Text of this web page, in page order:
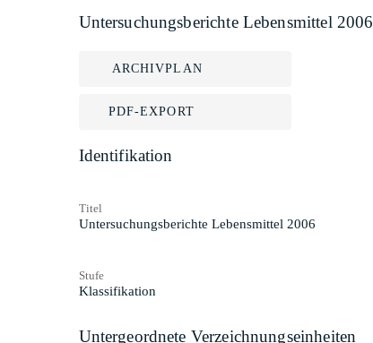
Untersuchungsberichte Lebensmittel 2006
ARCHIVPLAN
PDF-EXPORT
Identifikation
Titel
Untersuchungsberichte Lebensmittel 2006
Stufe
Klassifikation
Untergeordnete Verzeichnungseinheiten